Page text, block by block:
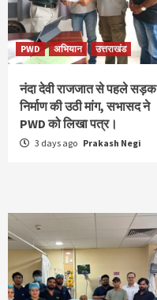
PWD अभियान उत्तराखंड
नंदा देवी राजजात से पहले सड़क
निर्माण की उठी मांग, सभासद ने
PWD को लिखा पत्र।
3 days ago Prakash Negi